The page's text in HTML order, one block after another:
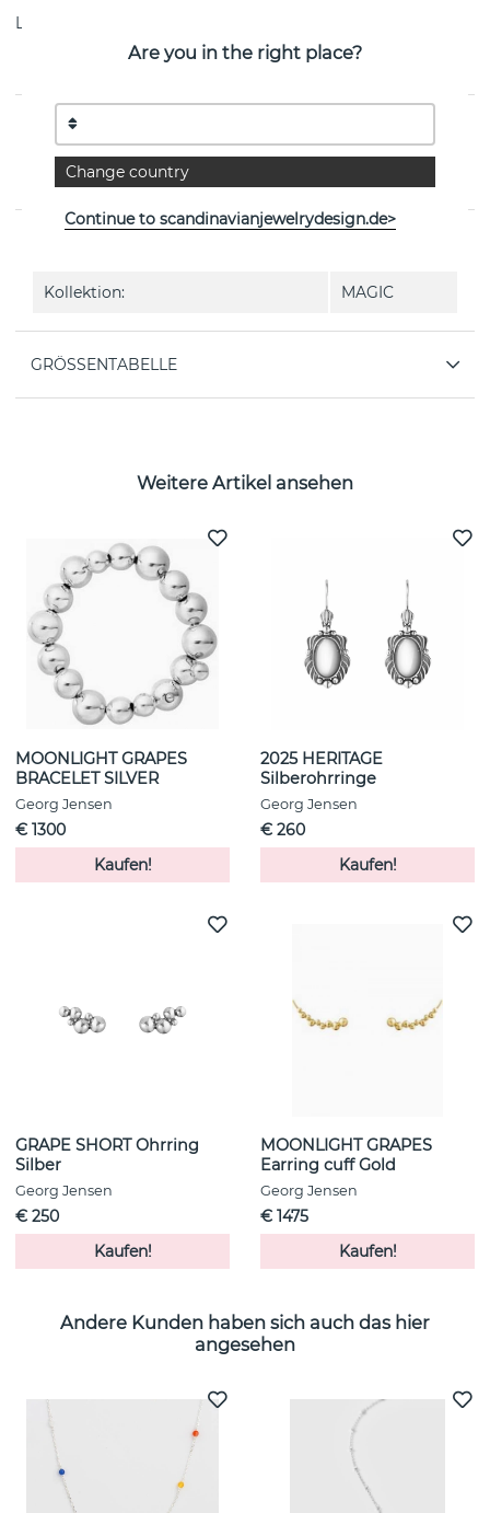
Lieferung:
PRODUKTBESCHREIBUNG
MAGIC SOLITAIRE ist ein diamantring PAVÉ 0.33 ct i 18k
Weißgold von der dänischen Marke Georg Jensen
Kollektion: MAGIC
GRÖSSENTABELLE
Weitere Artikel ansehen
MOONLIGHT GRAPES
BRACELET SILVER
Georg Jensen
€ 1300
Kaufen!
2025 HERITAGE
Silberohrringe
Georg Jensen
€ 260
Kaufen!
GRAPE SHORT Ohrring
Silber
Georg Jensen
€ 250
Kaufen!
MOONLIGHT GRAPES
Earring cuff Gold
Georg Jensen
€ 1475
Kaufen!
Andere Kunden haben sich auch das hier
angesehen
Are you in the right place?
Change country
Continue to scandinavianjewelrydesign.de>